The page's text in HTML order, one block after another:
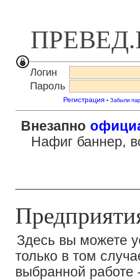
Логин
Пароль
Регистрация • Забыли
Внезапно
Нафиг баннер,
Здесь вы можете
только в том
выбранной работе